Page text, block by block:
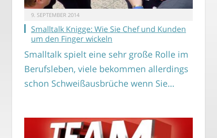
9. SEPTEMBER 2014
Smalltalk Knigge: Wie Sie Chef und Kunden
um den Finger wickeln
Smalltalk spielt eine sehr große Rolle im
Berufsleben, viele bekommen allerdings
schon Schweißausbrüche wenn Sie…